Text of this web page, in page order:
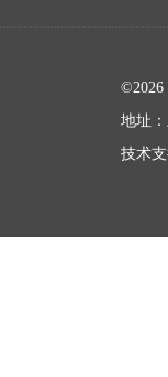
地址
技术